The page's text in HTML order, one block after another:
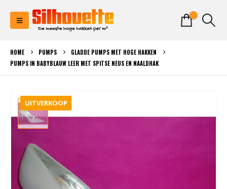
HOME PUMPS
GLADDE PUMPS MET HOGE HAKKEN
PUMPS IN BABYBLAUW LEER MET SPITSE NEUS EN NAALDHAK
UITVERKOOP